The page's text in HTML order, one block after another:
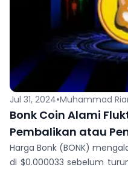
Jul 31, 2024•Muhammad
Bonk Coin Alami
Pembalikan atau
Harga Bonk (BONK)
di $0.000033 sebelum